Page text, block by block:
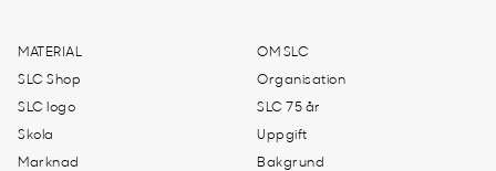
MATERIAL
SLC Shop
SLC logo
Skola
Marknad
OM SLC
Organisation
SLC 75 år
Uppgift
Bakgrund